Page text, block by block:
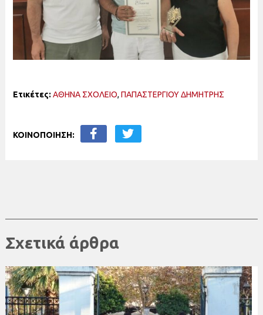
Ετικέτες: ΑΘΗΝΑ ΣΧΟΛΕΙΟ, ΠΑΠΑΣΤΕΡΓΙΟΥ ΔΗΜΗΤΡΗΣ
ΚΟΙΝΟΠΟΙΗΣΗ:
Σχετικά άρθρα